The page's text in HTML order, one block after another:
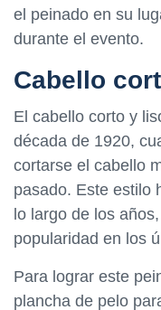
el peinado en su
durante el evento.
Cabello
El cabello corto y
década de 1920,
cortarse el cabello
pasado. Este estilo
lo largo de los
popularidad en los
Para lograr este
plancha de pelo